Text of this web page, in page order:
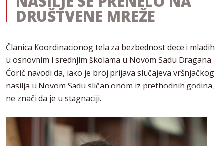
DRUŠTVENE MREŽE
Članica Koordinacionog tela za bezbednost dece i mladih
u osnovnim i srednjim školama u Novom Sadu Dragana
Ćorić navodi da, iako je broj prijava slučajeva vršnjačkog
nasilja u Novom Sadu sličan onom iz prethodnih godina,
ne znači da je u stagnaciji.